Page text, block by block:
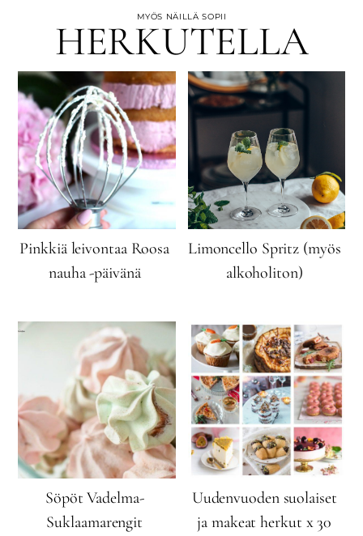
MYÖS NÄILLÄ SOPII
HERKUTELLA
Pinkkiä leivontaa Roosa
nauha -päivänä
Limoncello Spritz (myös
alkoholiton)
Söpöt Vadelma-
Suklaamarengit
Uudenvuoden suolaiset
ja makeat herkut x 30